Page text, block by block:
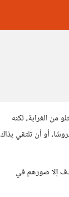
الغرابة، لكنه
أو أن تلتقي بذاك
إلا صورهم في